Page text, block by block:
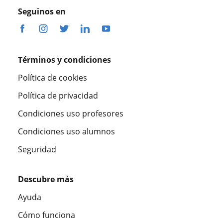
Seguinos en
Términos y condiciones
Política de cookies
Política de privacidad
Condiciones uso profesores
Condiciones uso alumnos
Seguridad
Descubre más
Ayuda
Cómo funciona